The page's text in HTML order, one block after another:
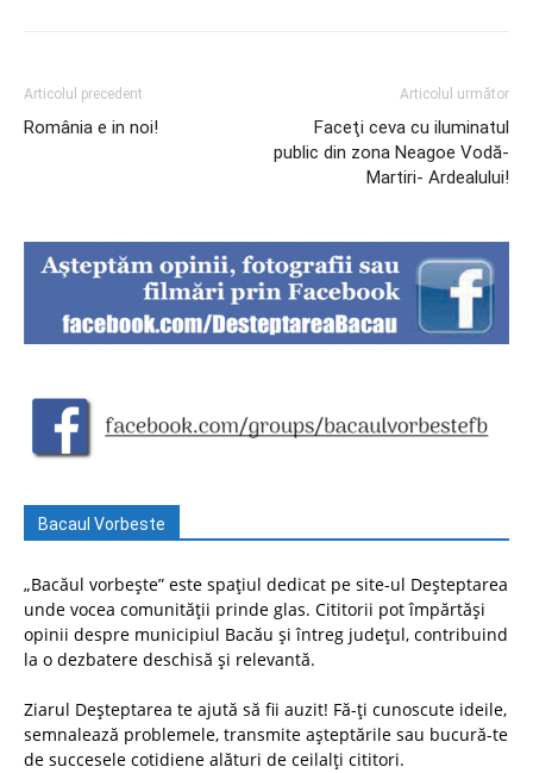
Articolul precedent
România e in noi!
Articolul următor
Faceţi ceva cu iluminatul
public din zona Neagoe Vodă-
Martiri- Ardealului!
Bacaul Vorbeste
„Bacăul vorbește” este spațiul dedicat pe site-ul Deșteptarea
unde vocea comunității prinde glas. Cititorii pot împărtăși
opinii despre municipiul Bacău și întreg județul, contribuind
la o dezbatere deschisă și relevantă.
Ziarul Deșteptarea te ajută să fii auzit! Fă-ți cunoscute ideile,
semnalează problemele, transmite așteptările sau bucură-te
de succesele cotidiene alături de ceilalți cititori.